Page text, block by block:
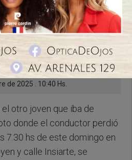
de 2025 . 10:40 Hs.
otro joven que iba de
donde el conductor perdió
7.30 hs de este domingo en
y calle Insiarte, se